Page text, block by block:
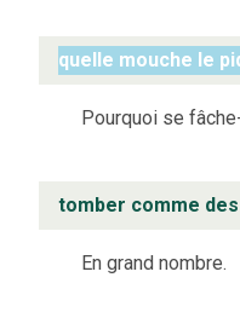
quelle mouche le
Pourquoi se
tomber comme
En grand nombre.